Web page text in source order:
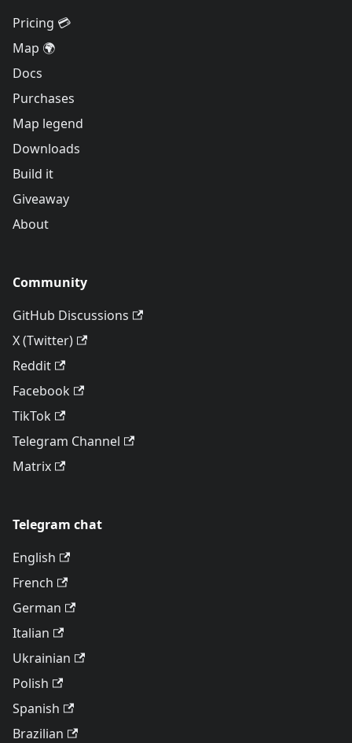
Pricing 💳
Map 🌍
Docs
Purchases
Map legend
Downloads
Build it
Giveaway
About
Community
GitHub Discussions
X (Twitter)
Reddit
Facebook
TikTok
Telegram Channel
Matrix
Telegram chat
English
French
German
Italian
Ukrainian
Polish
Spanish
Brazilian